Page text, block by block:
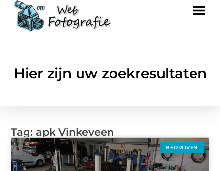
Hier zijn uw zoekresultaten
Tag: apk Vinkeveen
BEDRIJVEN